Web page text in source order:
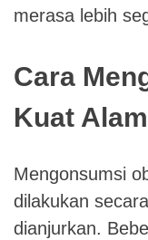
merasa lebih
Cara
Kuat
Mengonsumsi
dilakukan
dianjurkan.